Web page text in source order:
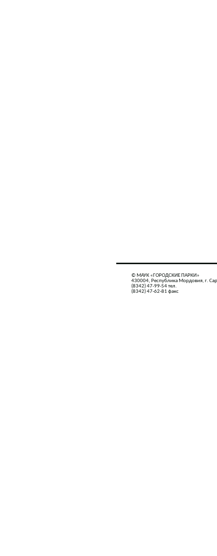
© МАУК «ГОРОДСКИЕ ПАРКИ»
430004, Республика Мордовия, г.
(8342) 47-99-54 тел.
(8342) 47-62-81 факс